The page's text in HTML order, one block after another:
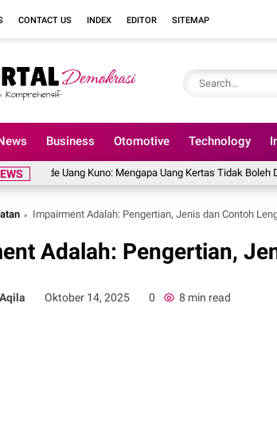
CONTACT US INDEX EDITOR SITEMAP
Business Otomotive Technology
Uang Kuno: Mengapa Uang Kertas Tidak Boleh Dilipat?
Impairment Adalah: Pengertian, Jenis dan Contoh
Adalah: Pengertian,
Oktober 14, 2025 0 8 min read